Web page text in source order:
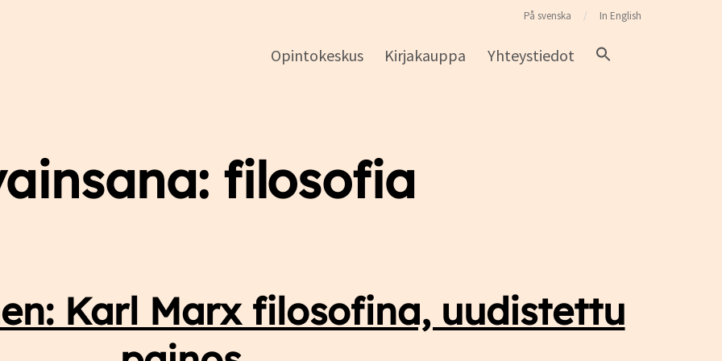
Opintokeskus Kirjakauppa Yhteystiedot
På svenska In English
filosofia
Karl Marx filosofina, uudistettu